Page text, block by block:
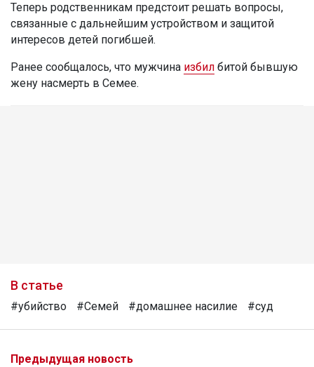
Теперь родственникам предстоит решать вопросы,
связанные с дальнейшим устройством и защитой
интересов детей погибшей.
Ранее сообщалось, что мужчина избил битой бывшую
жену насмерть в Семее.
В статье
#убийство #Семей #домашнее насилие #суд
Предыдущая новость